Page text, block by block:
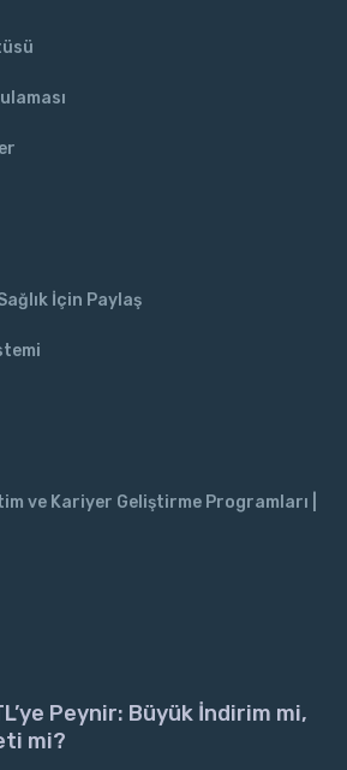
İçin Paylaş
ve Kariyer Geliştirme Programları |
Peynir: Büyük İndirim mi,
mi?